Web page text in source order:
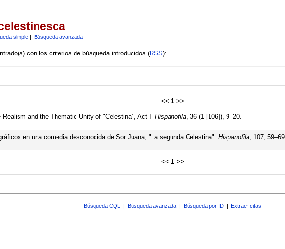
simple| Búsqueda avanzada
con los criterios de búsqueda introducidos (RSS):
<< 1>>
and the Thematic Unity of "Celestina", Act I. Hispanofila, 36 (1 [106]), 9–20.
en una comedia desconocida de Sor Juana, "La segunda Celestina". Hispanofila, 107, 59–69.
<< 1>>
Búsqueda CQL | Búsqueda avanzada | Búsqueda por ID | Extraer citas